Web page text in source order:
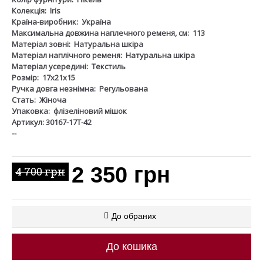
Колекція: Iris
Країна-виробник: Україна
Максимальна довжина наплечного ременя, см: 113
Матеріал зовні: Натуральна шкіра
Матеріал наплічного ременя: Натуральна шкіра
Матеріал усередині: Текстиль
Розмір: 17х21х15
Ручка довга незнімна: Регульована
Стать: Жіноча
Упаковка: флізеліновий мішок
Артикул: 30167-17Т-42
--
4 700 грн 2 350 грн
До обраних
До кошика